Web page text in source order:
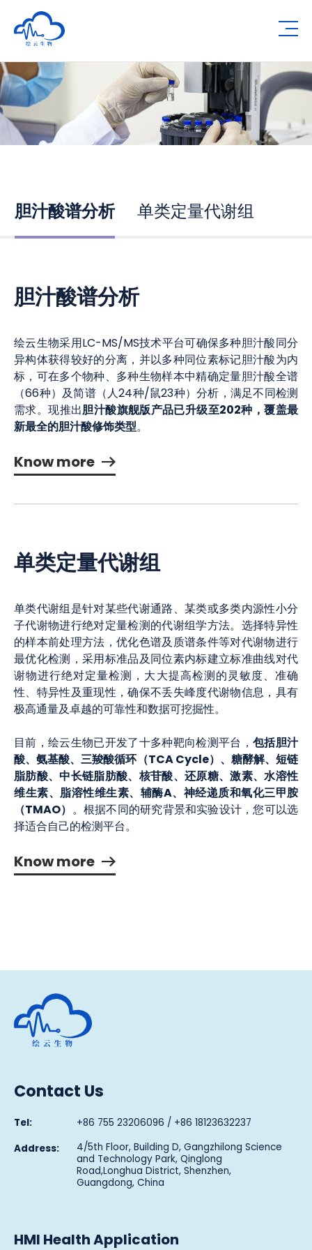
Human Metabolomics Institute
胆汁酸谱分析 单类定量代谢组
胆汁酸谱分析
绘云生物采用LC-MS/MS技术平台可确保多种胆汁酸同分
异构体获得较好的分离，并以多种同位素标记胆汁酸为内
标，可在多个物种、多种生物样本中精确定量胆汁酸全谱
（66种）及简谱（人24种/鼠23种）分析，满足不同检测
需求。现推出胆汁酸旗舰版产品已升级至202种，覆盖最
新最全的胆汁酸修饰类型。
Know more
单类定量代谢组
单类代谢组是针对某些代谢通路、某类或多类内源性小分
子代谢物进行绝对定量检测的代谢组学方法。选择特异性
的样本前处理方法，优化色谱及质谱条件等对代谢物进行
最优化检测，采用标准品及同位素内标建立标准曲线对代
谢物进行绝对定量检测，大大提高检测的灵敏度、准确
性、特异性及重现性，确保不丢失峰度代谢物信息，具有
极高通量及卓越的可靠性和数据可挖掘性。
目前，绘云生物已开发了十多种靶向检测平台， 包括胆汁
酸、氨基酸、三羧酸循环（TCA Cycle）、糖酵解、短链
脂肪酸、中长链脂肪酸、核苷酸、还原糖、激素、水溶性
维生素、脂溶性维生素、辅酶A、神经递质和氧化三甲胺
（TMAO） 。根据不同的研究背景和实验设计，您可以选
择适合自己的检测平台。
Know more
Human Metabolomics Institute
Contact Us
Tel: +86 755 23206096 / +86 18123632237
Address: 4/5th Floor, Building D, Gangzhilong Science
and Technology Park, Qinglong
Road,Longhua District, Shenzhen,
Guangdong, China
HMI Health Application